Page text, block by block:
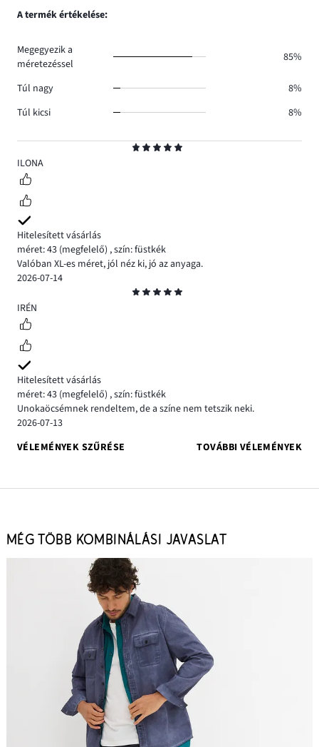
5
ILONA
Hitelesített vásárlás
méret: 43 (megfelelő) ,szín: füstkék
Valóban XL-es méret, jól néz ki, jó az anyaga.
2026-07-14
5
IRÉN
Hitelesített vásárlás
méret: 43 (megfelelő) ,szín: füstkék
Unokaöcsémnek rendeltem, de a színe nem tetszik neki.
2026-07-13
VÉLEMÉNYEK SZŰRÉSE
TOVÁBBI VÉLEMÉNYEK
A termék értékelése:
Megegyezik a
méretezéssel
85%
Túl nagy
8%
Túl kicsi
8%
MÉG TÖBB KOMBINÁLÁSI JAVASLAT